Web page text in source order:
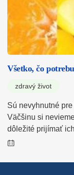
Všetko, čo
zdravý život
Sú nevyhnutné
Väčšinu si
dôležité prijímať